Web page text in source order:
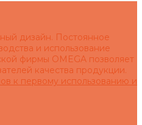
дизайн. Постоянное
и использование
фирмы OMEGA позволяет
качества продукции.
к первому использованию и